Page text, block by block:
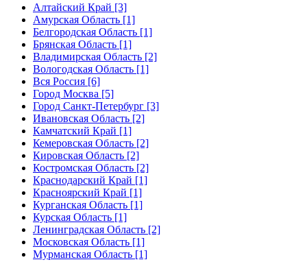
Алтайский Край [3]
Амурская Область [1]
Белгородская Область [1]
Брянская Область [1]
Владимирская Область [2]
Вологодская Область [1]
Вся Россия [6]
Город Москва [5]
Город Санкт-Петербург [3]
Ивановская Область [2]
Камчатский Край [1]
Кемеровская Область [2]
Кировская Область [2]
Костромская Область [2]
Краснодарский Край [1]
Красноярский Край [1]
Курганская Область [1]
Курская Область [1]
Ленинградская Область [2]
Московская Область [1]
Мурманская Область [1]